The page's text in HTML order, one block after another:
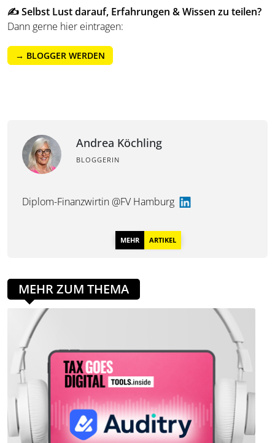
✍️ Selbst Lust darauf, Erfahrungen & Wissen zu teilen?
Dann gerne hier eintragen:
→ BLOGGER WERDEN
Andrea Köchling
BLOGGERIN
Diplom-Finanzwirtin @FV Hamburg
MEHR ARTIKEL
MEHR ZUM THEMA